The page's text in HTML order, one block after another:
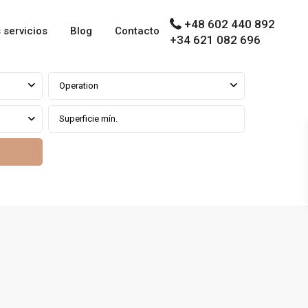
servicios Blog Contacto
+48 602 440 892
+34 621 082 696
Operation